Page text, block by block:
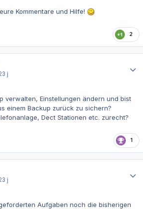
Kommentare und Hilfe!
2
3 j
verwalten, Einstellungen ändern und bist
einem Backup zurück zu sichern?
Dect Stationen etc. zurecht?
1
3 j
Aufgaben noch die bisherigen